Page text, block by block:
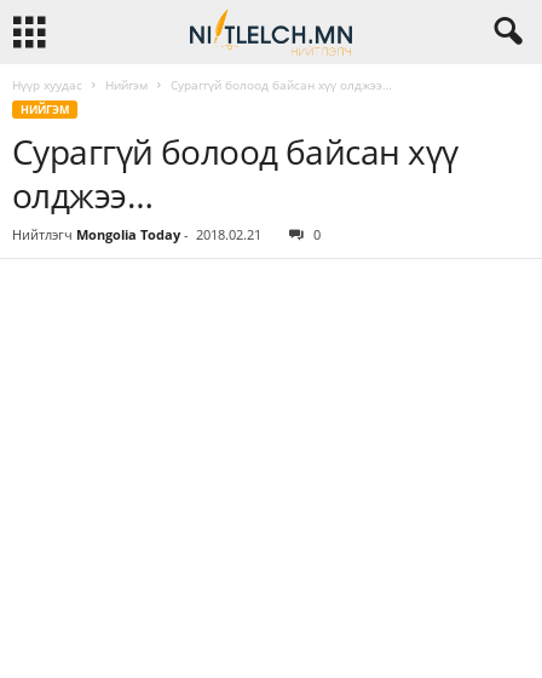
Нүүр хуудас Нийгэм Сураггүй болоод байсан хүү олджээ…
НИЙГЭМ
Сураггүй болоод байсан хүү
олджээ…
Нийтлэгч Mongolia Today - 2018.02.21 0